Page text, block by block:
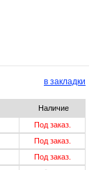
в закладки
Наличие
Под заказ.
Под заказ.
Под заказ.